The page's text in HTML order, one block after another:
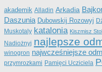
akademik Alladin Arkadia
Daszunia Dubowskij Rozowyj
Muskotaly katalonia Kiszmisz
Nadiożnyj najlepsze
winogron najwcześniejsze
przymrozkami Pamięci Ucziciela